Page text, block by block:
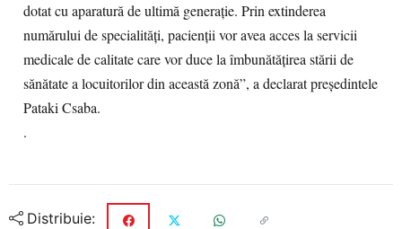
dotat cu aparatură de ultimă generație. Prin extinderea
numărului de specialități, pacienții vor avea acces la servicii
medicale de calitate care vor duce la îmbunătățirea stării de
sănătate a locuitorilor din această zonă”, a declarat președintele
Pataki Csaba.
.
Distribuie: